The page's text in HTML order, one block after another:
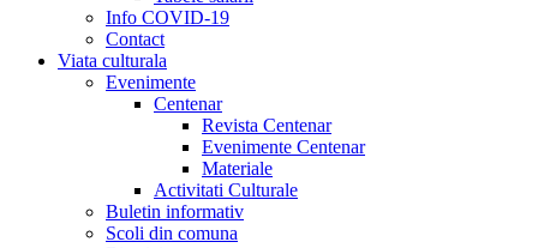
Info COVID-19
Contact
Viata culturala
Evenimente
Centenar
Revista Centenar
Evenimente Centenar
Materiale
Activitati Culturale
Buletin informativ
Scoli din comuna